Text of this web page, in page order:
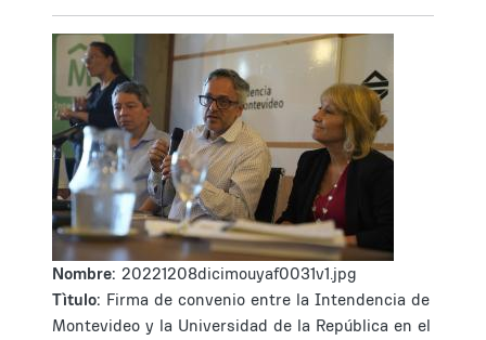
Nombre: 20221208dicimouyaf0031v1.jpg
Tìtulo: Firma de convenio entre la Intendencia de
Montevideo y la Universidad de la República en el